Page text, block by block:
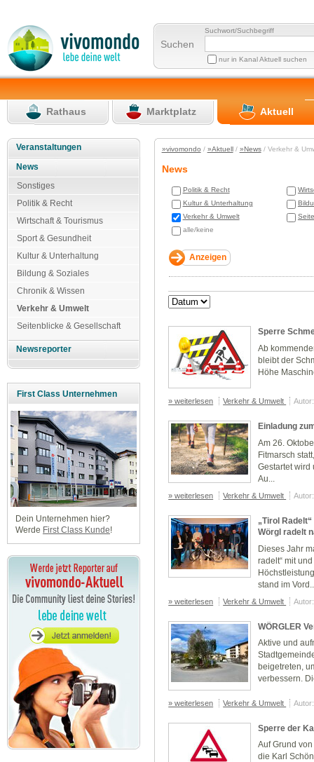
Suchen
Suchwort/Suchbegriff
nur in Kanal Aktuell suchen
Rathaus Marktplatz Aktuell
Veranstaltungen
News
Sonstiges
Politik & Recht
Wirtschaft & Tourismus
Sport & Gesundheit
Kultur & Unterhaltung
Bildung & Soziales
Chronik & Wissen
Verkehr & Umwelt
Seitenblicke & Gesellschaft
Newsreporter
First Class Unternehmen
Dein Unternehmen hier?
Werde First Class Kunde!
»vivomondo / »Aktuell/ »News/ Verkehr &
News
Politik & Recht
Kultur & Unterhaltung
Verkehr & Umwelt
alle/keine
Sperre
Ab
bleibt der
Höhe
» weiterlesen Verkehr & Umwelt
Einladung
Am 26.
Fitmarsch
Gestartet wird
Au...
» weiterlesen Verkehr & Umwelt
„Tirol
Wörgl radelt
Dieses Jahr
radelt“ mit
stand im
» weiterlesen Verkehr & Umwelt
WÖRGLER
Aktive und
beigetreten,
verbessern.
» weiterlesen Verkehr & Umwelt
Sperre der
Auf Grund
die Karl